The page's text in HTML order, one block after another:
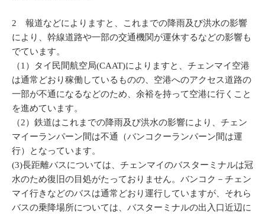
2 報道などによりますと、これまでの降雨及び洪水の影響
により、幹線道路や一部の交通機関が運休するなどの影響も
でています。
（1）タイ民間航空局(CAAT)によりますと、チェンマイ空港
は通常どおり稼働しているものの、空港へのアクセス道路の
一部が不通になるなどのため、余裕を持って空港に行くこと
を進めています。
（2）鉄道はこれまでの降雨及び洪水の影響により、チェン
マイーランパーン間は不通（バンコクーランパーン間は運
行）となっています。
(3)長距離バスについては、チェンマイのバスターミナルは冠
水のため復旧の目処がたっておりません。バンコク－チェン
マイ行きなどのバスは通常どおり運行していますが、それら
バスの乗降場所については、バスターミナルの出入口近辺に